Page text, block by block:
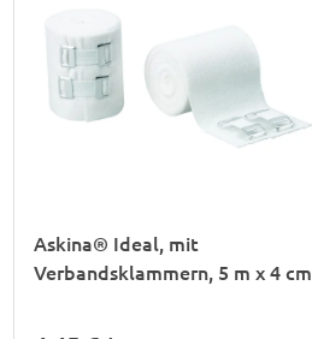
Askina® Ideal, mit
Verbandsklammern, 5 m x 4 cm